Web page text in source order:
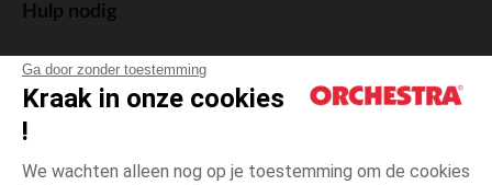
Ga door zonder toestemming
Kraak in onze cookies
!
We wachten alleen nog op je toestemming om de cookies
Hulp nodig